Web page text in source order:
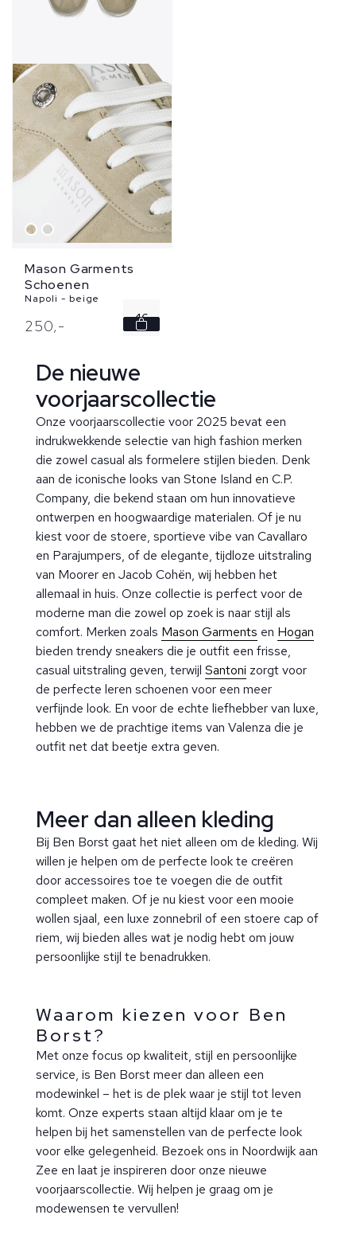
Mason Garments
Schoenen
Napoli - beige
250,- 46
De nieuwe
voorjaarscollectie
Onze voorjaarscollectie voor 2025 bevat een
indrukwekkende selectie van high fashion merken
die zowel casual als formelere stijlen bieden. Denk
aan de iconische looks van Stone Island en C.P.
Company, die bekend staan om hun innovatieve
ontwerpen en hoogwaardige materialen. Of je nu
kiest voor de stoere, sportieve vibe van Cavallaro
en Parajumpers, of de elegante, tijdloze uitstraling
van Moorer en Jacob Cohën, wij hebben het
allemaal in huis. Onze collectie is perfect voor de
moderne man die zowel op zoek is naar stijl als
comfort. Merken zoals Mason Garments en Hogan
bieden trendy sneakers die je outfit een frisse,
casual uitstraling geven, terwijl Santoni zorgt voor
de perfecte leren schoenen voor een meer
verfijnde look. En voor de echte liefhebber van luxe,
hebben we de prachtige items van Valenza die je
outfit net dat beetje extra geven.
Meer dan alleen kleding
Bij Ben Borst gaat het niet alleen om de kleding. Wij
willen je helpen om de perfecte look te creëren
door accessoires toe te voegen die de outfit
compleet maken. Of je nu kiest voor een mooie
wollen sjaal, een luxe zonnebril of een stoere cap of
riem, wij bieden alles wat je nodig hebt om jouw
persoonlijke stijl te benadrukken.
Waarom kiezen voor Ben
Borst?
Met onze focus op kwaliteit, stijl en persoonlijke
service, is Ben Borst meer dan alleen een
modewinkel – het is de plek waar je stijl tot leven
komt. Onze experts staan altijd klaar om je te
helpen bij het samenstellen van de perfecte look
voor elke gelegenheid. Bezoek ons in Noordwijk aan
Zee en laat je inspireren door onze nieuwe
voorjaarscollectie. Wij helpen je graag om je
modewensen te vervullen!